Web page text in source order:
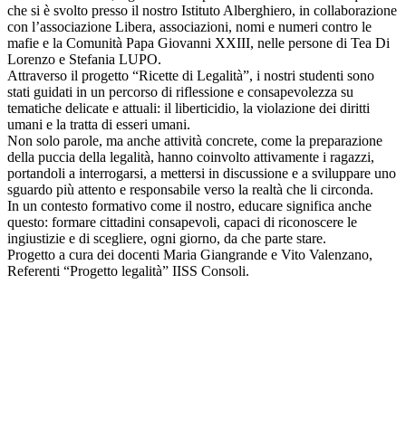
che si è svolto presso il nostro Istituto Alberghiero, in collaborazione
con l’associazione Libera, associazioni, nomi e numeri contro le
mafie e la Comunità Papa Giovanni XXIII, nelle persone di Tea Di
Lorenzo e Stefania LUPO.
Attraverso il progetto “Ricette di Legalità”, i nostri studenti sono
stati guidati in un percorso di riflessione e consapevolezza su
tematiche delicate e attuali: il liberticidio, la violazione dei diritti
umani e la tratta di esseri umani.
Non solo parole, ma anche attività concrete, come la preparazione
della puccia della legalità, hanno coinvolto attivamente i ragazzi,
portandoli a interrogarsi, a mettersi in discussione e a sviluppare uno
sguardo più attento e responsabile verso la realtà che li circonda.
In un contesto formativo come il nostro, educare significa anche
questo: formare cittadini consapevoli, capaci di riconoscere le
ingiustizie e di scegliere, ogni giorno, da che parte stare.
Progetto a cura dei docenti Maria Giangrande e Vito Valenzano,
Referenti “Progetto legalità” IISS Consoli.